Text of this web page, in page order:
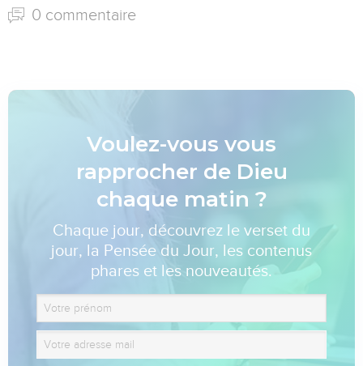
0 commentaire
Voulez-vous vous
rapprocher de Dieu
chaque matin ?
Chaque jour, découvrez le verset du
jour, la Pensée du Jour, les contenus
phares et les nouveautés.